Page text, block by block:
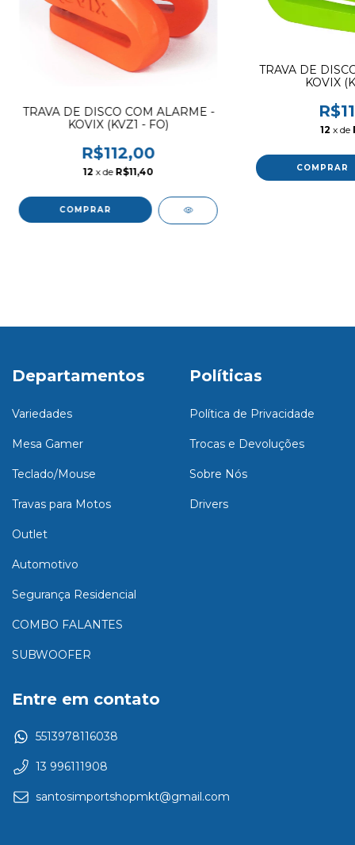
TRAVA DE DISCO COM ALARME -
KOVIX (KVZ1 - FO)
R$112,00
12 x de R$11,40
TRAVA DE
KOVIX
12 x de
Departamentos
Variedades
Mesa Gamer
Teclado/Mouse
Travas para Motos
Outlet
Automotivo
Segurança Residencial
COMBO FALANTES
SUBWOOFER
Políticas
Política de Privacidade
Trocas e Devoluções
Sobre Nós
Drivers
Entre em contato
5513978116038
13 996111908
santosimportshopmkt@gmail.com